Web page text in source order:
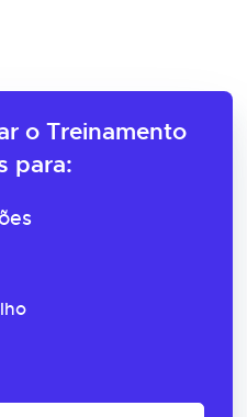
o Treinamento
para: